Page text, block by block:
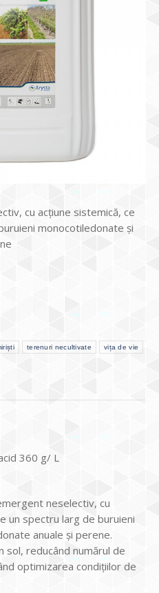
cu acțiune sistemică, ce
monocotiledonate și
terenuri necultivate vița de vie
360 g/ L
neselectiv, cu
un spectru larg de buruieni
anuale și perene.
sol, reducând numărul de
optimizarea condițiilor de